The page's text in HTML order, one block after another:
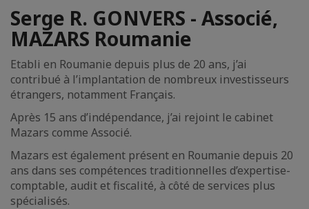
Serge R. GONVERS - Associé,
MAZARS Roumanie
Etabli en Roumanie depuis plus de 20 ans, j’ai
contribué à l’implantation de nombreux investisseurs
étrangers, notamment Français.
Après 15 ans d’indépendance, j’ai rejoint le cabinet
Mazars comme Associé.
Mazars est également présent en Roumanie depuis 20
ans dans ses compétences traditionnelles d’expertise-
comptable, audit et fiscalité, à côté de services plus
spécialisés.